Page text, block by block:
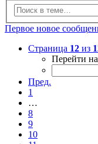
Первое новое
Страница 12 из
Перейти
Пред.
1
…
8
9
10